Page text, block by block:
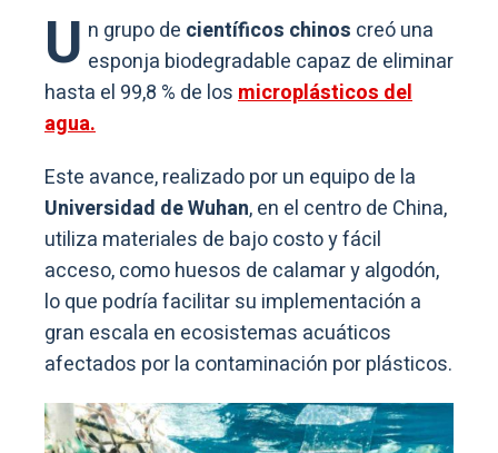
U n grupo de científicos chinos creó una
esponja biodegradable capaz de eliminar
hasta el 99,8 % de losmicroplásticos del
agua.
Este avance, realizado por un equipo de la
Universidad de Wuhan, en el centro de China,
utiliza materiales de bajo costo y fácil
acceso, como huesos de calamar y algodón,
lo que podría facilitar su implementación a
gran escala en ecosistemas acuáticos
afectados por la contaminación por plásticos.